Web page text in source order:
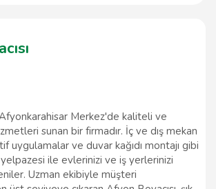
Merkez'de kaliteli ve
sunan bir firmadır. İç ve dış mekan
uygulamalar ve duvar kağıdı montajı gibi
ile evlerinizi ve iş yerlerinizi
Uzman ekibiyle müşteri